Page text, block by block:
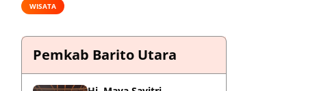
WISATA
Pemkab Barito Utara